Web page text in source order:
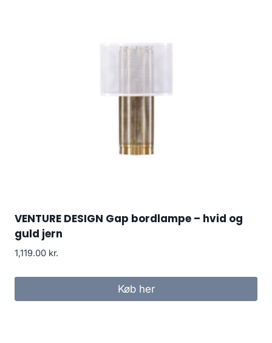
VENTURE DESIGN Gap bordlampe – hvid og
guld jern
1,119.00 kr.
Køb her